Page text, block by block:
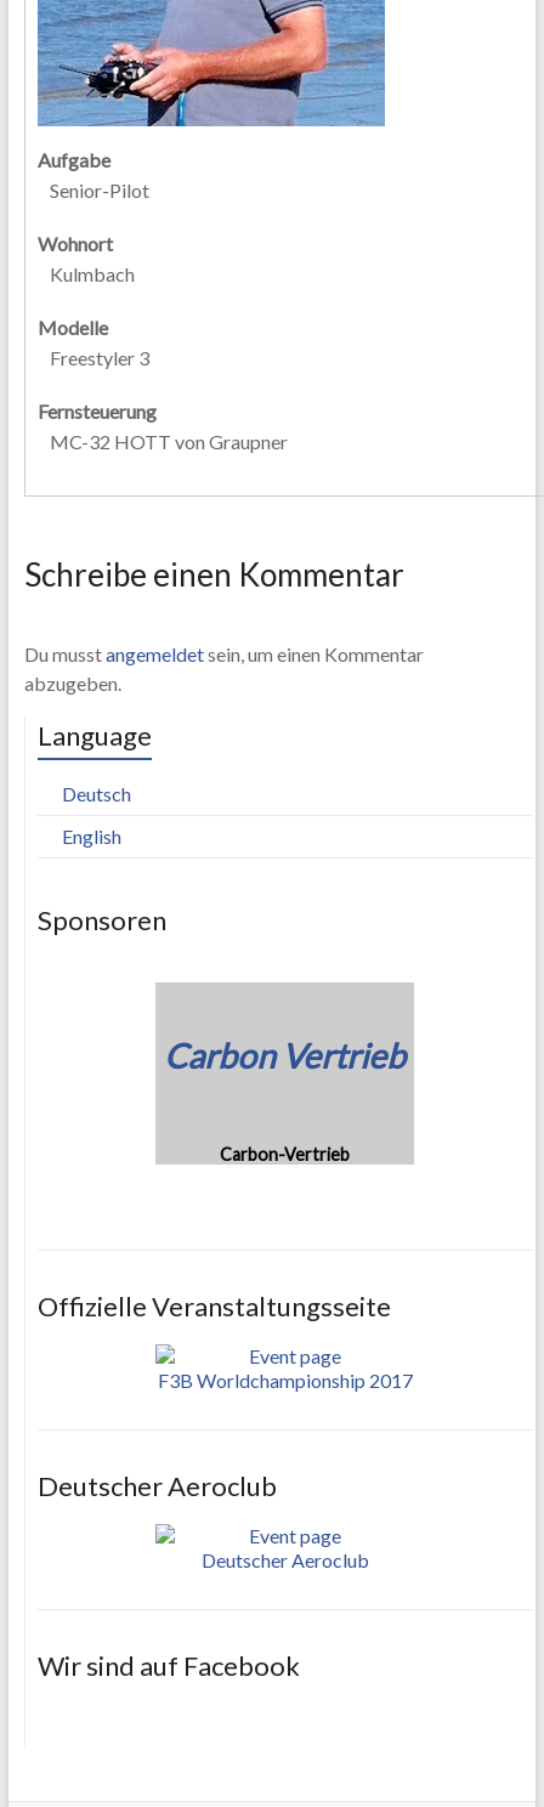
Aufgabe
Senior-Pilot
Wohnort
Kulmbach
Modelle
Freestyler 3
Fernsteuerung
MC-32 HOTT von Graupner
Schreibe einen Kommentar
Du musstangemeldetsein, um einen Kommentar
abzugeben.
Language
Deutsch
English
Sponsoren
Carbon Vertrieb
Carbon-Vertrieb
Offizielle Veranstaltungsseite
F3B Worldchampionship 2017
Deutscher Aeroclub
Deutscher Aeroclub
Wir sind auf Facebook